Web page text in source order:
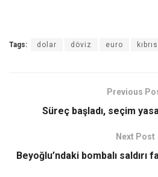
Tags: dolar döviz euro kıbrıs
Previous
Süreç başladı, seçim
Next Post
Beyoğlu’ndaki bombalı